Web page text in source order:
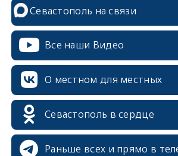
Севастополь на связи
Все наши Видео
О местном для местных
Севастополь в сердце
Раньше всех и прямо в